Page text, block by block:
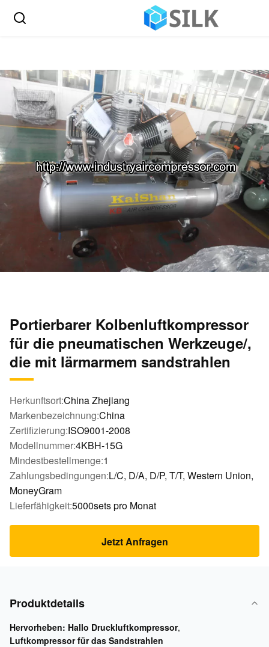
Portierbarer Kolbenluftkompressor
für die pneumatischen Werkzeuge/,
die mit lärmarmem sandstrahlen
Herkunftsort:China Zhejiang
Markenbezeichnung:China
Zertifizierung:ISO9001-2008
Modellnummer:4KBH-15G
Mindestbestellmenge:1
Zahlungsbedingungen:L/C, D/A, D/P, T/T, Western Union,
MoneyGram
Lieferfähigkeit:5000sets pro Monat
Jetzt Anfragen
Produktdetails
Hervorheben: Hallo Druckluftkompressor,
Luftkompressor für das Sandstrahlen